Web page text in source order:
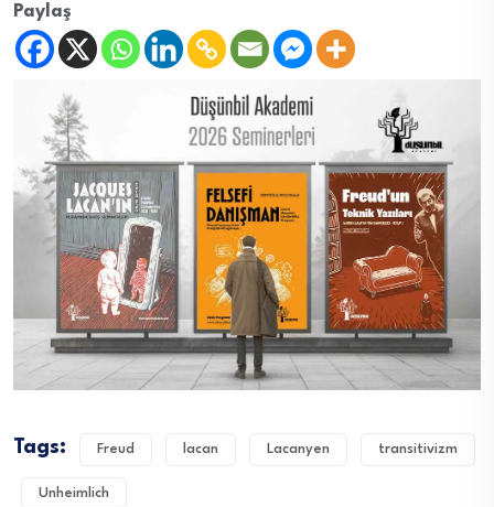
Paylaş
Tags: Freud lacan Lacanyen transitivizm
Unheimlich